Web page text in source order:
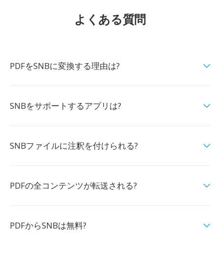
よくある質問
PDFをSNBに変換する理由は?
SNBをサポートするアプリは?
SNBファイルに注釈を付けられる?
PDFの全コンテンツが転送される?
PDFからSNBは無料?